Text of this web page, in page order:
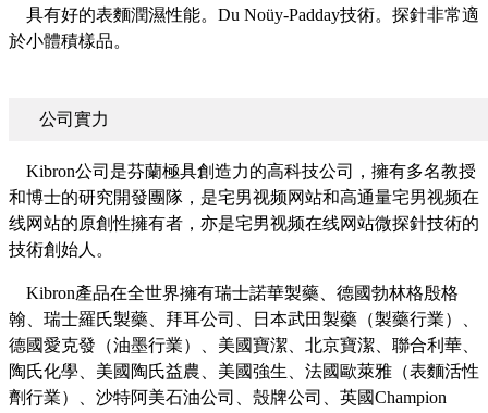
具有好的表麵潤濕性能。Du Noüy-Padday技術。探針非常適
於小體積樣品。
公司實力
Kibron公司是芬蘭極具創造力的高科技公司，擁有多名教授
和博士的研究開發團隊，是宅男视频网站和高通量宅男视频在
线网站的原創性擁有者，亦是宅男视频在线网站微探針技術的
技術創始人。
Kibron產品在全世界擁有瑞士諾華製藥、德國勃林格殷格
翰、瑞士羅氏製藥、拜耳公司、日本武田製藥（製藥行業）、
德國愛克發（油墨行業）、美國寶潔、北京寶潔、聯合利華、
陶氏化學、美國陶氏益農、美國強生、法國歐萊雅（表麵活性
劑行業）、沙特阿美石油公司、殼牌公司、英國Champion